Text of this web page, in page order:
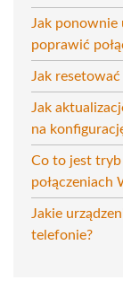
Jak
poprawić
Jak
Jak
na
Co to jest
połączeniach
Jakie
telefonie?